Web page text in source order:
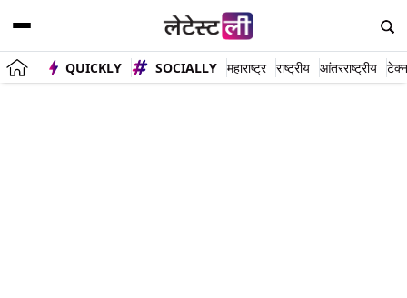
QUICKLY SOCIALLY महाराष्ट्र राष्ट्रीय आंतरराष्ट्रीय